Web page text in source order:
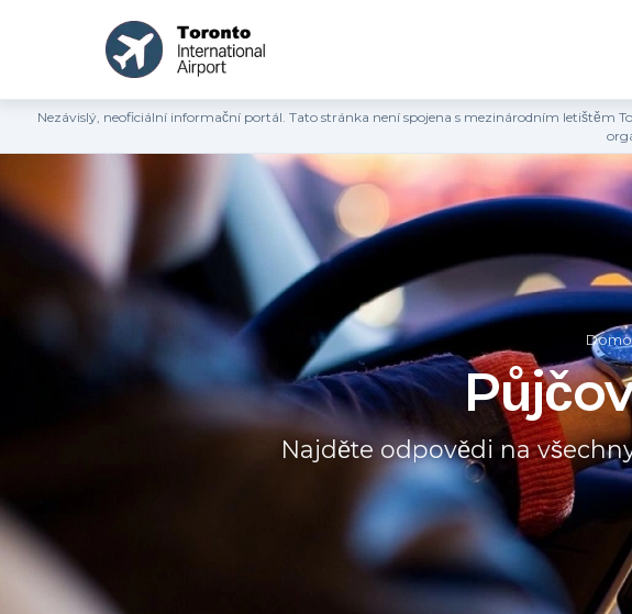
Nezávislý, neoficiální informační portál. Tato stránka není spojena s mezinárodním letištěm
Najděte odpovědi na